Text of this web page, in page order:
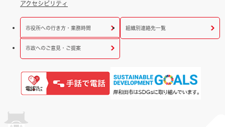
アクセシビリティ
市役所への行き方・業務時間 組織別連絡先一覧
市政へのご意見・ご提案